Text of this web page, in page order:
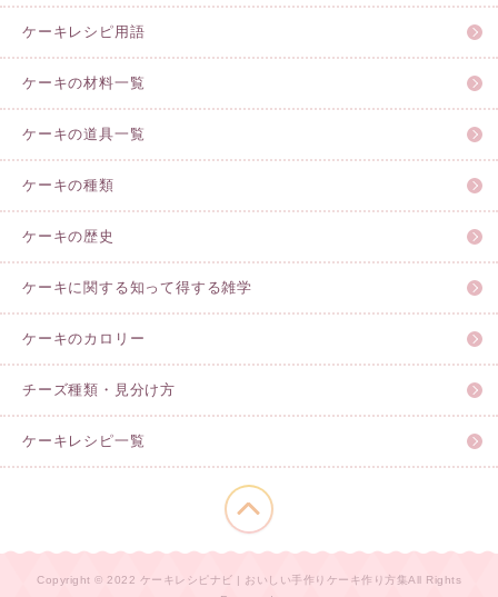
ケーキレシピ用語
ケーキの材料一覧
ケーキの道具一覧
ケーキの種類
ケーキの歴史
ケーキに関する知って得する雑学
ケーキのカロリー
チーズ種類・見分け方
ケーキレシピ一覧
Copyright © 2022 ケーキレシピナビ | おいしい手作りケーキ作り方集All Rights